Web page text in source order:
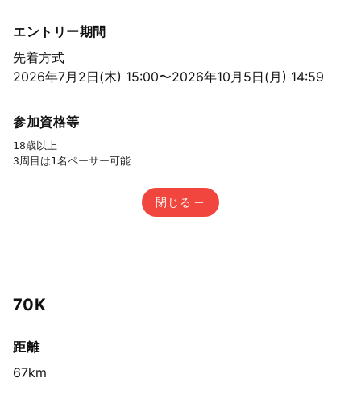
エントリー期間
先着方式
2026年7月2日(木) 15:00〜2026年10月5日(月) 14:59
参加資格等
18歳以上
3周目は1名ペーサー可能
閉じる
70K
距離
67km